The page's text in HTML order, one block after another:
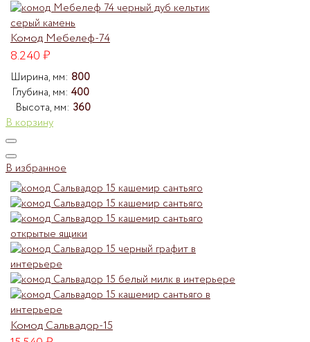
Комод Мебелеф-74
8.240₽
Ширина, мм: 800
Глубина, мм: 400
Высота, мм: 360
В корзину
В избранное
Комод Сальвадор-15